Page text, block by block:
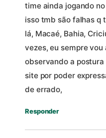
time ainda jogando
isso tmb são falhas q
lá, Macaé, Bahia,
vezes, eu sempre
observando a
site por poder
de errado,
Responder